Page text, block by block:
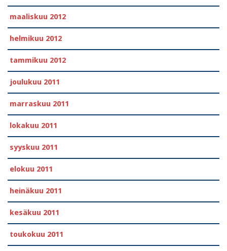
maaliskuu 2012
helmikuu 2012
tammikuu 2012
joulukuu 2011
marraskuu 2011
lokakuu 2011
syyskuu 2011
elokuu 2011
heinäkuu 2011
kesäkuu 2011
toukokuu 2011